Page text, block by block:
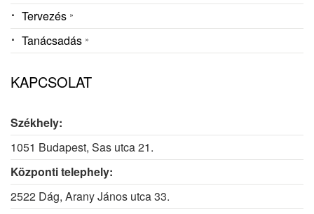
Tervezés
Tanácsadás
KAPCSOLAT
Székhely:
1051 Budapest, Sas utca 21.
Központi telephely:
2522 Dág, Arany János utca 33.